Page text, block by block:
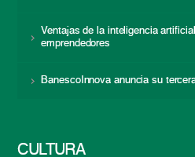
Ventajas de la inteligencia
emprendedores
BanescoInnova anuncia su
CULTURA